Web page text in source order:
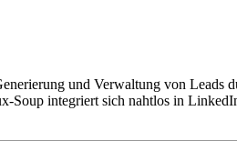
und Verwaltung von Leads
Soup integriert sich nahtlos in